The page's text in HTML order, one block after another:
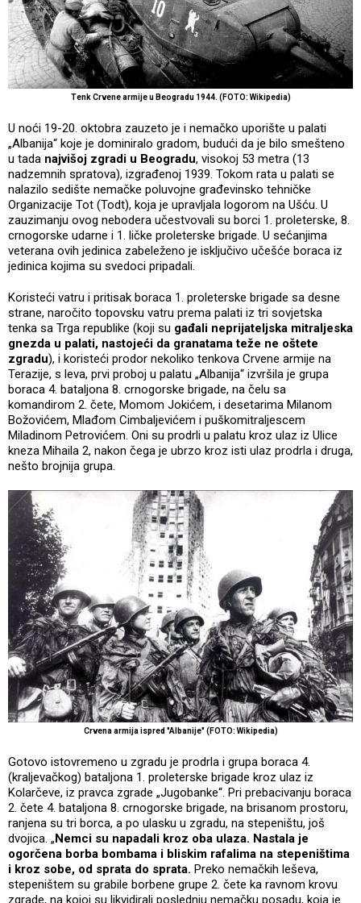
Tenk Crvene armije u Beogradu 1944. (FOTO: Wikipedia)
U noći 19-20. oktobra zauzeto je i nemačko uporište u palati
„Albanija“ koje je dominiralo gradom, budući da je bilo smešteno
u tada najvišoj zgradi u Beogradu, visokoj 53 metra (13
nadzemnih spratova), izgrađenoj 1939. Tokom rata u palati se
nalazilo sedište nemačke poluvojne građevinsko tehničke
Organizacije Tot (Todt), koja je upravljala logorom na Ušću. U
zauzimanju ovog nebodera učestvovali su borci 1. proleterske, 8.
crnogorske udarne i 1. ličke proleterske brigade. U sećanjima
veterana ovih jedinica zabeleženo je isključivo učešće boraca iz
jedinica kojima su svedoci pripadali.
Koristeći vatru i pritisak boraca 1. proleterske brigade sa desne
strane, naročito topovsku vatru prema palati iz tri sovjetska
tenka sa Trga republike (koji su gađali neprijateljska mitraljeska
gnezda u palati, nastojeći da granatama teže ne oštete
zgradu), i koristeći prodor nekoliko tenkova Crvene armije na
Terazije, s leva, prvi proboj u palatu „Albanija“ izvršila je grupa
boraca 4. bataljona 8. crnogorske brigade, na čelu sa
komandirom 2. čete, Momom Jokićem, i desetarima Milanom
Božovićem, Mlađom Cimbaljevićem i puškomitraljescem
Miladinom Petrovićem. Oni su prodrli u palatu kroz ulaz iz Ulice
kneza Mihaila 2, nakon čega je ubrzo kroz isti ulaz prodrla i druga,
nešto brojnija grupa.
Crvena armija ispred "Albanije" (FOTO: Wikipedia)
Gotovo istovremeno u zgradu je prodrla i grupa boraca 4.
(kraljevačkog) bataljona 1. proleterske brigade kroz ulaz iz
Kolarčeve, iz pravca zgrade „Jugobanke“. Pri prebacivanju boraca
2. čete 4. bataljona 8. crnogorske brigade, na brisanom prostoru,
ranjena su tri borca, a po ulasku u zgradu, na stepeništu, još
dvojica. „Nemci su napadali kroz oba ulaza. Nastala je
ogorčena borba bombama i bliskim rafalima na stepeništima
i kroz sobe, od sprata do sprata. Preko nemačkih leševa,
stepeništem su grabile borbene grupe 2. čete ka ravnom krovu
zgrade, na kojoj su likvidirali poslednju nemačku posadu, koja je